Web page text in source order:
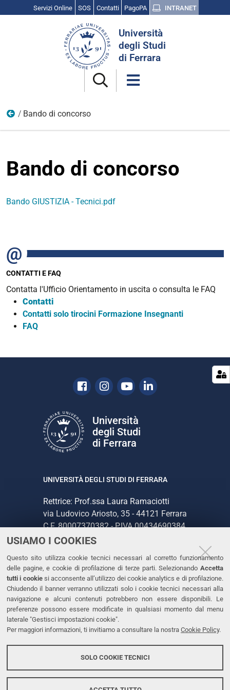
USIAMO I COOKIES
Questo sito utilizza cookie tecnici necessari al corretto funzionamento
delle pagine, e cookie di profilazione di terze parti. Selezionando Accetta
tutti i cookiesi acconsente all’utilizzo dei cookie analytics e di profilazione.
Chiudendo il banner verranno utilizzati solo i cookie tecnici necessari alla
navigazione e alcuni contenuti potrebbero non essere disponibili. Le
preferenze possono essere modificate in qualsiasi momento dal menu
laterale "Gestisci impostazioni cookie".
Per maggiori informazioni, ti invitiamo a consultare la nostra Cookie Policy.
SOLO COOKIE TECNICI
Servizi Online SOS Contatti PagoPA INTRANET
Università
degli Studi
di Ferrara
Opportunità di lavoro | Concorso pubblico per
Bando di concorso
Bando di concorso
Bando GIUSTIZIA - Tecnici.pdf
CONTATTI E FAQ
Contatta l'Ufficio Orientamento in uscita o consulta le FAQ
Contatti
Contatti solo tirocini Formazione Insegnanti
FAQ
Facebook
Instagram
YoutubeLinkedin
Università
degli Studi
di Ferrara
UNIVERSITÀ DEGLI STUDI DI FERRARA
Rettrice: Prof.ssa Laura Ramaciotti
via Ludovico Ariosto, 35 - 44121 Ferrara
C.F. 80007370382 - P.IVA 00434690384
CONTATTI
Tel. +39 0532 293111
Fax. +39 0532 293031
PEC
LINKS
Accessibilità
Protezione dati personali